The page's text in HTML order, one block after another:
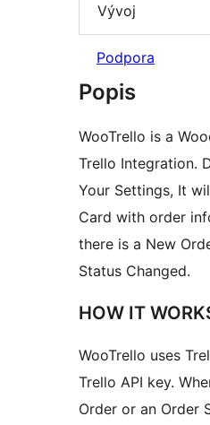
Vývoj
Podpora
Popis
WooTrello is a
Trello Integration.
Your Settings, It
Card with order
there is a New
Status Changed.
HOW IT
WooTrello uses
Trello API key.
Order or an Order